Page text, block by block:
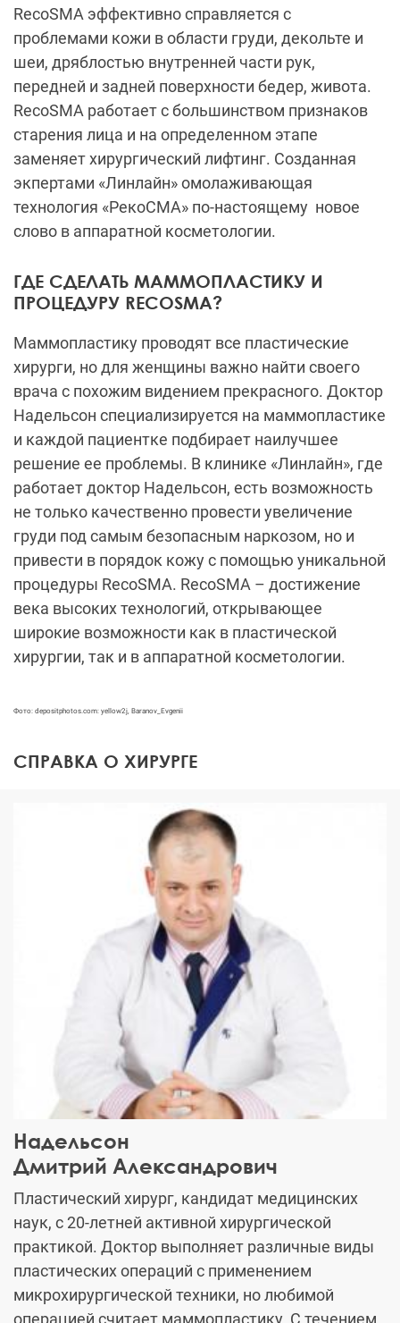
RecoSMA эффективно справляется с
проблемами кожи в области груди, декольте и
шеи, дряблостью внутренней части рук,
передней и задней поверхности бедер, живота.
RecoSMA работает с большинством признаков
старения лица и на определенном этапе
заменяет хирургический лифтинг. Созданная
экпертами «Линлайн» омолаживающая
технология «РекоСМА» по-настоящему новое
слово в аппаратной косметологии.
ГДЕ СДЕЛАТЬ МАММОПЛАСТИКУ И
ПРОЦЕДУРУ RECOSMA?
Маммопластику проводят все пластические
хирурги, но для женщины важно найти своего
врача с похожим видением прекрасного. Доктор
Надельсон специализируется на маммопластике
и каждой пациентке подбирает наилучшее
решение ее проблемы. В клинике «Линлайн», где
работает доктор Надельсон, есть возможность
не только качественно провести увеличение
груди под самым безопасным наркозом, но и
привести в порядок кожу с помощью уникальной
процедуры RecoSMA. RecoSMA – достижение
века высоких технологий, открывающее
широкие возможности как в пластической
хирургии, так и в аппаратной косметологии.
Фото: depositphotos.com: yellow2j, Baranov_Evgenii
СПРАВКА О ХИРУРГЕ
Надельсон
Дмитрий Александрович
Пластический хирург, кандидат медицинских
наук, с 20-летней активной хирургической
практикой. Доктор выполняет различные виды
пластических операций с применением
микрохирургической техники, но любимой